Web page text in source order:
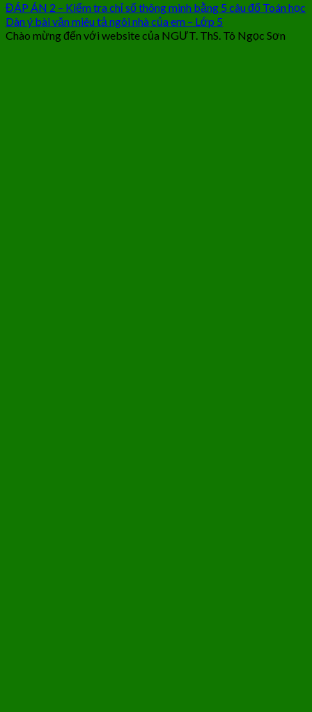
ĐÁP ÁN 2 – Kiểm tra chỉ số thông minh bằng 5 câu đố Toán học
Dàn ý bài văn miêu tả ngôi nhà của em – Lớp 5
Chào mừng đến với website của NGƯT. ThS. Tô Ngọc Sơn